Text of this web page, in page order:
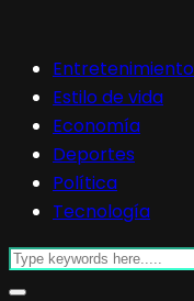
Entretenimiento
Estilo de vida
Economía
Deportes
Política
Tecnología